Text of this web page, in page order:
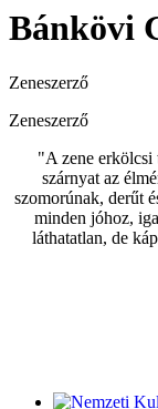
Bánkövi
Zeneszerző
Zeneszerző
"A zene erkölcsi
szárnyat az
szomorúnak, derűt
minden jóhoz,
láthatatlan, de